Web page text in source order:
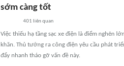
sớm càng tốt
401 liên quan
Việc thiếu hạ tầng sạc xe điện là điểm nghẽn
khăn. Thủ tướng ra công điện yêu cầu phát
đẩy nhanh tháo gỡ vấn đề này.